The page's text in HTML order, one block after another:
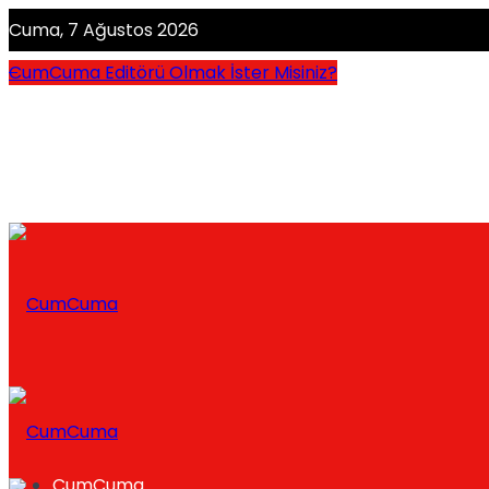
Cuma, 7 Ağustos 2026
CumCuma Editörü Olmak İster Misiniz?